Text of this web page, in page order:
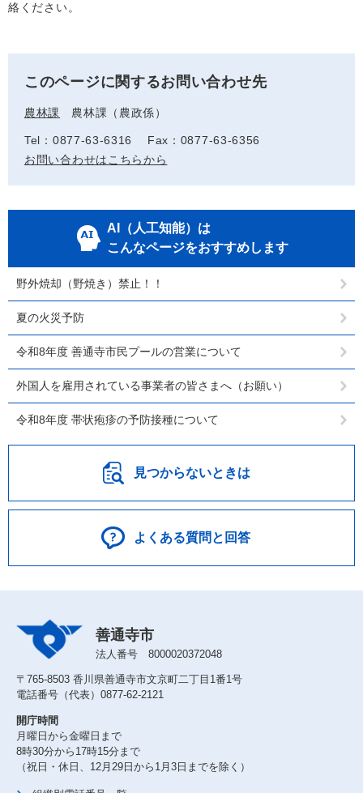
絡ください。
このページに関するお問い合わせ先
農林課 農林課（農政係）
Tel：0877-63-6316
Fax：0877-63-6356
お問い合わせはこちらから
AI（人工知能）は
こんなページをおすすめします
野外焼却（野焼き）禁止！！
夏の火災予防
令和8年度 善通寺市民プールの営業について
外国人を雇用されている事業者の皆さまへ（お願い）
令和8年度 帯状疱疹の予防接種について
見つからないときは
よくある質問と回答
善通寺市
法人番号 8000020372048
〒765-8503 香川県善通寺市文京町二丁目1番1号
電話番号（代表）0877-62-2121
開庁時間
月曜日から金曜日まで
8時30分から17時15分まで
（祝日・休日、12月29日から1月3日までを除く）